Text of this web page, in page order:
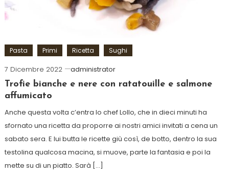
Pasta Primi Ricetta Sughi
7 Dicembre 2022
administrator
Trofie bianche e nere con ratatouille e salmone
affumicato
Anche questa volta c’entra lo chef Lollo, che in dieci minuti ha
sfornato una ricetta da proporre ai nostri amici invitati a cena un
sabato sera. E lui butta le ricette giù così, de botto, dentro la sua
testolina qualcosa macina, si muove, parte la fantasia e poi la
mette su di un piatto. Sarà […]